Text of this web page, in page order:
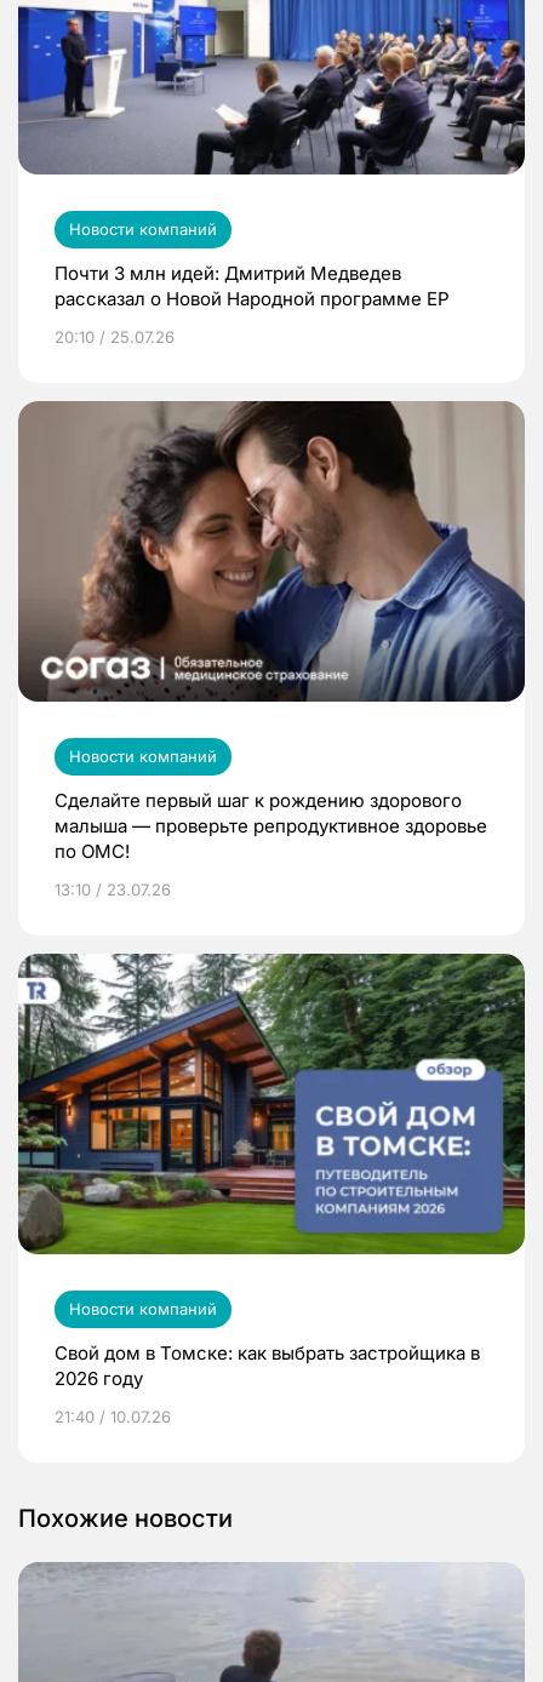
Новости компаний
Почти 3 млн идей: Дмитрий Медведев
рассказал о Новой Народной программе ЕР
20:10 / 25.07.26
Новости компаний
Сделайте первый шаг к рождению здорового
малыша — проверьте репродуктивное здоровье
по ОМС!
13:10 / 23.07.26
Новости компаний
Свой дом в Томске: как выбрать застройщика в
2026 году
21:40 / 10.07.26
Похожие новости